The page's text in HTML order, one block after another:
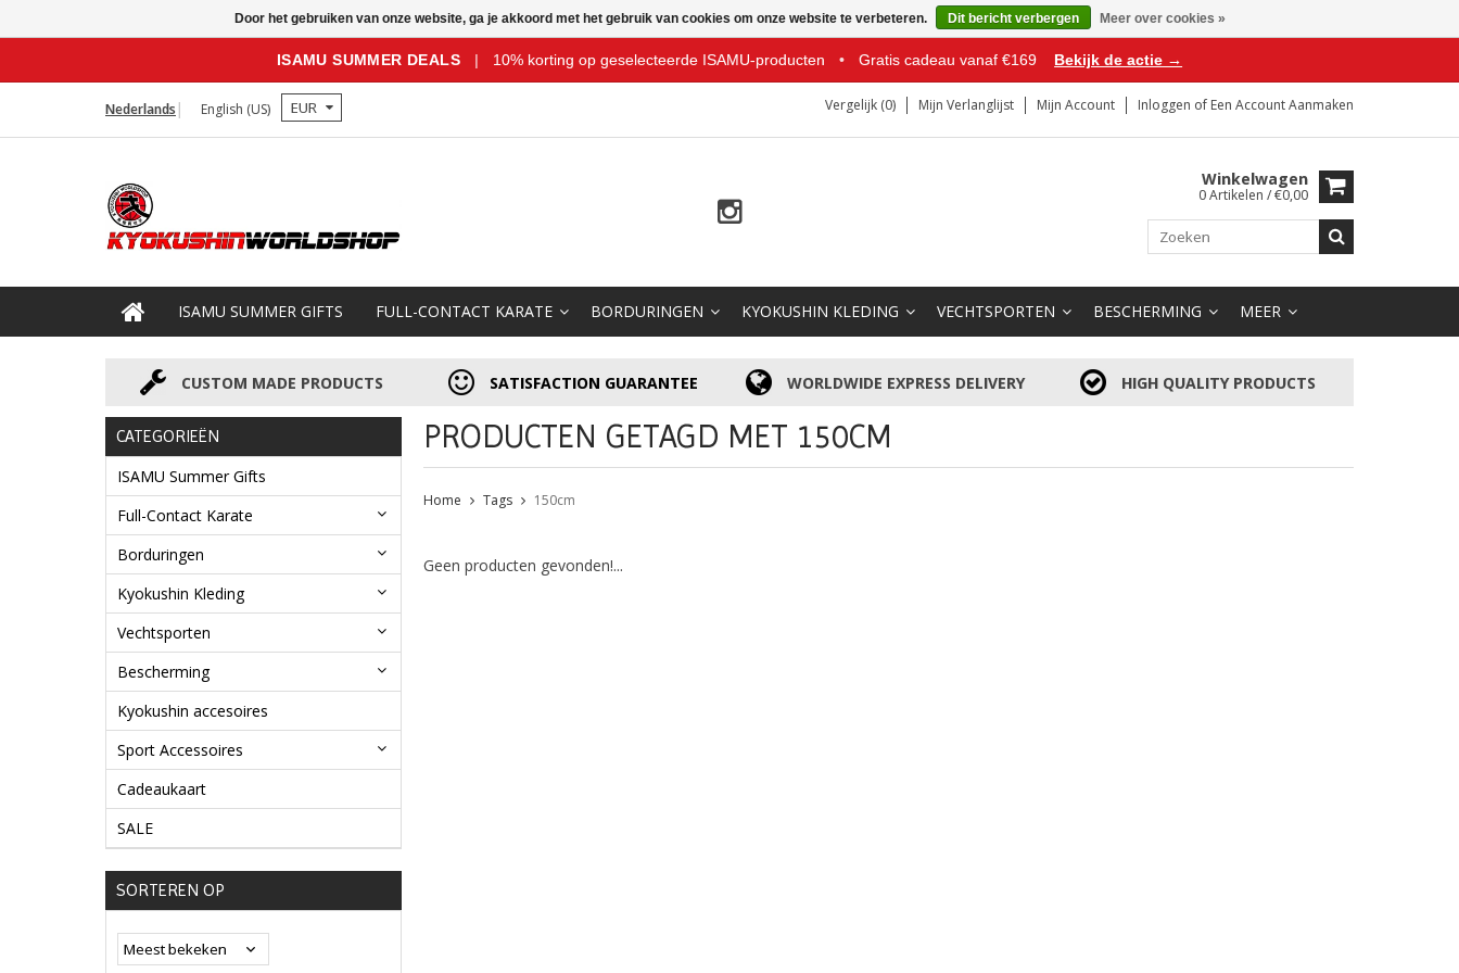
ISAMU SUMMER DEALS | 10% korting op geselecteerde ISAMU-producten • Gratis cadeau vanaf €169 Bekijk de actie →
Nederlands English (US) EUR Vergelijk (0) Mijn Verlanglijst Mijn Account Inloggen of Een Account Aanmaken
Winkelwagen
0 Artikelen / €0,00
ISAMU SUMMER GIFTS FULL-CONTACT KARATE BORDURINGEN KYOKUSHIN KLEDING VECHTSPORTEN BESCHERMING MEER
CUSTOM MADE PRODUCTS SATISFACTION GUARANTEE WORLDWIDE EXPRESS DELIVERY HIGH QUALITY PRODUCTS
CATEGORIEËN
ISAMU Summer Gifts
Full-Contact Karate
Borduringen
Kyokushin Kleding
Vechtsporten
Bescherming
Kyokushin accesoires
Sport Accessoires
Cadeaukaart
SALE
SORTEREN OP
PRODUCTEN GETAGD MET 150CM
Home Tags 150cm
Geen producten gevonden!...
Door het gebruiken van onze website, ga je akkoord met het gebruik van cookies om onze website te verbeteren. Dit bericht verbergen Meer over cookies »